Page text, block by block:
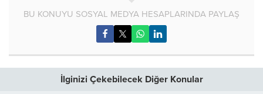
BU KONUYU SOSYAL MEDYA HESAPLARINDA PAYLAŞ
İlginizi Çekebilecek Diğer Konular